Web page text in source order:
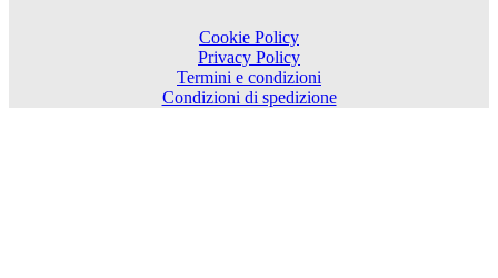
Cookie Policy
Privacy Policy
Termini e condizioni
Condizioni di spedizione